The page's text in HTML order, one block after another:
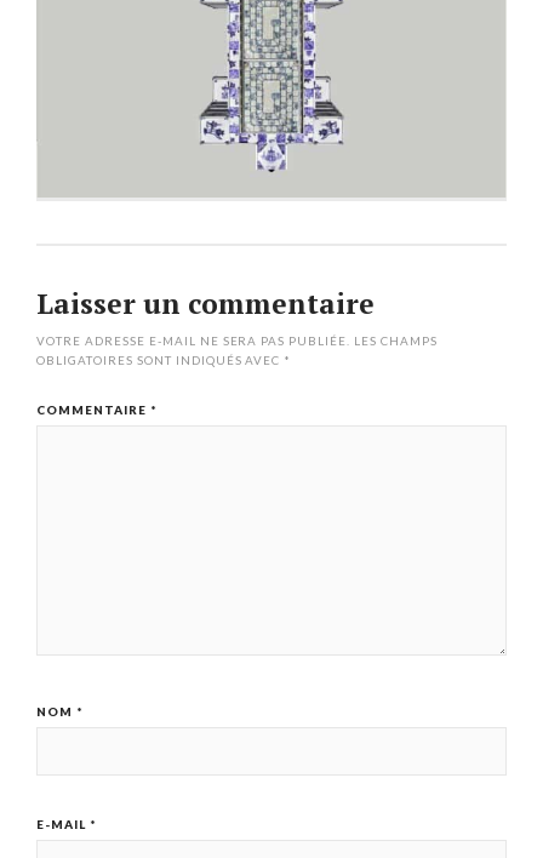
Laisser un commentaire
VOTRE ADRESSE E-MAIL NE SERA PAS PUBLIÉE.
LES CHAMPS
OBLIGATOIRES SONT INDIQUÉS AVEC *
COMMENTAIRE *
NOM *
E-MAIL *